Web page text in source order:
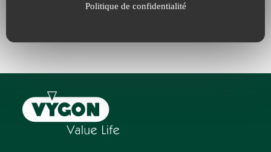
Politique de confidentialité